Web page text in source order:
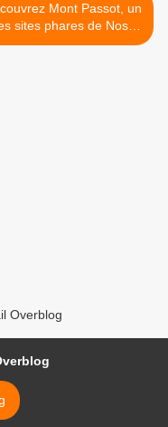
Mont Passot, un
sites phares de Nosy
Be >
Overblog